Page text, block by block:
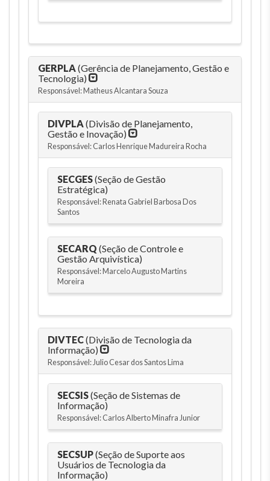
GERPLA(Gerência de Planejamento, Gestão e
Tecnologia)
Responsável: Matheus Alcantara Souza
DIVPLA(Divisão de Planejamento,
Gestão e Inovação)
Responsável: Carlos Henrique Madureira Rocha
SECGES(Seção de Gestão
Estratégica)
Responsável: Renata Gabriel Barbosa Dos
Santos
SECARQ (Seção de Controle e
Gestão Arquivística)
Responsável: Marcelo Augusto Martins
Moreira
DIVTEC(Divisão de Tecnologia da
Informação)
Responsável: Julio Cesar dos Santos Lima
SECSIS(Seção de Sistemas de
Informação)
Responsável: Carlos Alberto Minafra Junior
SECSUP(Seção de Suporte aos
Usuários de Tecnologia da
Informação)